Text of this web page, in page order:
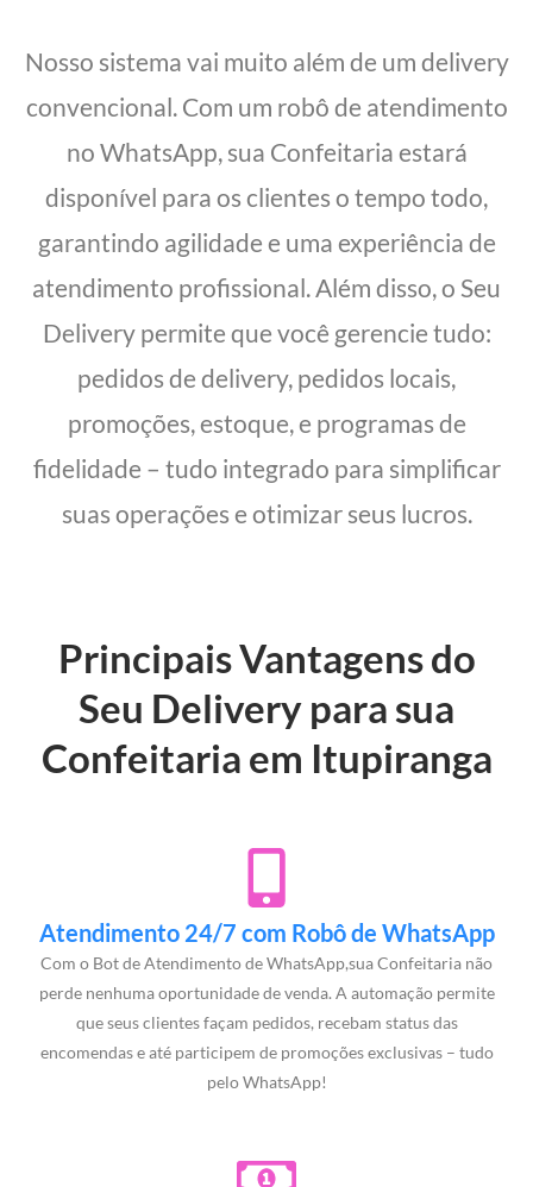
Nosso sistema vai muito além de um delivery
convencional. Com um robô de atendimento
no WhatsApp, sua Confeitaria estará
disponível para os clientes o tempo todo,
garantindo agilidade e uma experiência de
atendimento profissional. Além disso, o Seu
Delivery permite que você gerencie tudo:
pedidos de delivery, pedidos locais,
promoções, estoque, e programas de
fidelidade – tudo integrado para simplificar
suas operações e otimizar seus lucros.
Principais Vantagens do
Seu Delivery para sua
Confeitaria em Itupiranga
Atendimento 24/7 com Robô de WhatsApp
Com o Bot de Atendimento de WhatsApp,sua Confeitaria não
perde nenhuma oportunidade de venda. A automação permite
que seus clientes façam pedidos, recebam status das
encomendas e até participem de promoções exclusivas – tudo
pelo WhatsApp!